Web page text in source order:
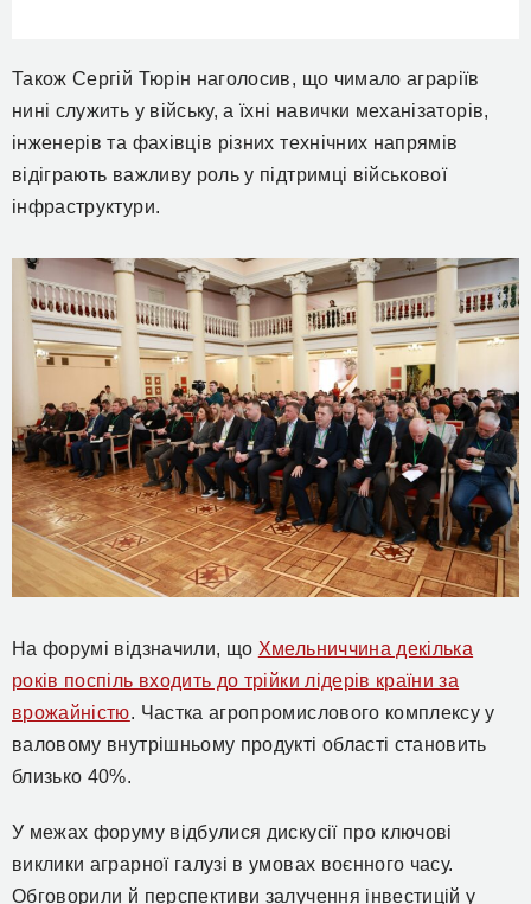
Також Сергій Тюрін наголосив, що чималоаграріїв
нині служить у війську, а їхні навички механізаторів,
інженерів та фахівців різних технічних напрямів
відіграють важливу роль у підтримці військової
інфраструктури.
На форумі відзначили, що Хмельниччина декілька
років поспіль входить до трійки лідерів країни за
врожайністю. Частка агропромислового комплексу у
валовому внутрішньому продукті області становить
близько 40%.
У межах форуму відбулися дискусії проключові
виклики аграрної галузі в умовах воєнного часу.
Обговорили й перспективи залучення інвестицій у